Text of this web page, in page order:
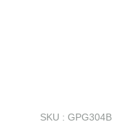
SKU : GPG304B